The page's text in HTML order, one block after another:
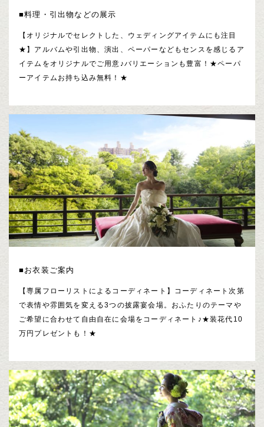
■料理・引出物などの展示
【オリジナルでセレクトした、ウェディングアイテムにも注目
★】アルバムや引出物、演出、ペーパーなどもセンスを感じるア
イテムをオリジナルでご用意♪バリエーションも豊富！★ペーパ
ーアイテムお持ち込み無料！★
■お衣装ご案内
【専属フローリストによるコーディネート】コーディネート次第
で表情や雰囲気を変える3つの披露宴会場。おふたりのテーマや
ご希望に合わせて自由自在に会場をコーディネート♪★装花代10
万円プレゼントも！★